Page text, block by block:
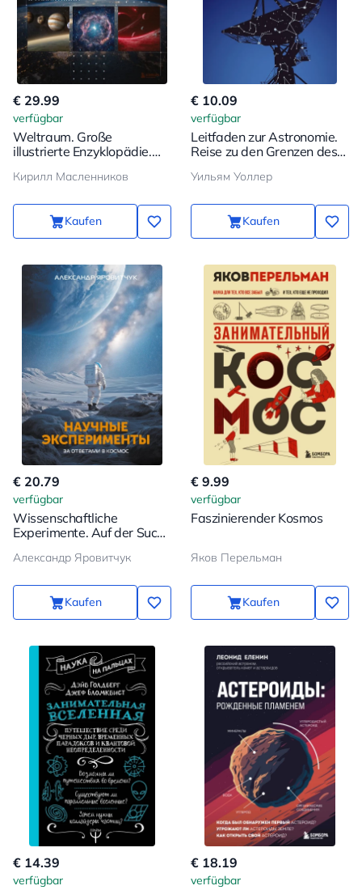
€ 29.99
verfügbar
Weltraum. Große
illustrierte Enzyklopädie.
Кирилл Масленников
Kaufen
€ 10.09
verfügbar
Leitfaden zur Astronomie.
Reise zu den Grenzen des
Уильям Уоллер
Kaufen
€ 20.79
verfügbar
Wissenschaftliche
Experimente. Auf der Suche
Weltraum
Александр Яровитчук
Kaufen
€ 9.99
verfügbar
Faszinierender Kosmos
Яков Перельман
Kaufen
€ 14.39
verfügbar
€ 18.19
verfügbar